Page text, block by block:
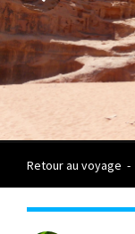
Retour au voyage -